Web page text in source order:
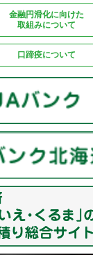
金融円滑化に向けた
取組みについて
口蹄疫について